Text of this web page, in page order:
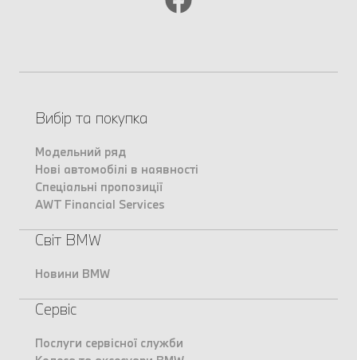
Вибір та покупка
Модельний ряд
Нові автомобілі в наявності
Спеціальні пропозиції
AWT Financial Services
Світ BMW
Новини BMW
Сервіс
Послуги сервісної служби